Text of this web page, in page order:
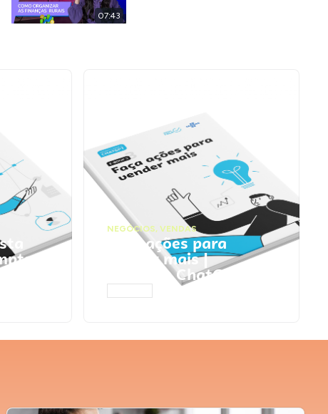
07:43
NEGÓCIOS, VENDAS
Faça ações para
vender mais |
Prompts ChatGPT